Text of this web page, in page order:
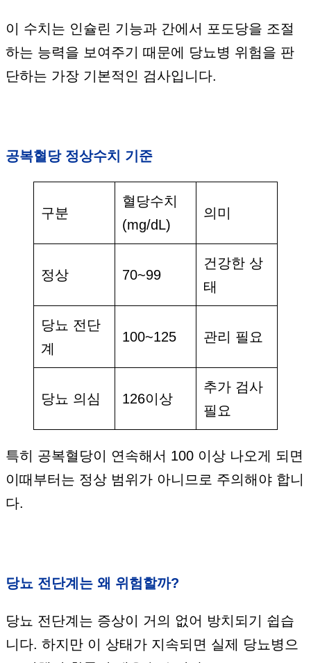
이 수치는 인슐린 기능과 간에서 포도당을 조절
하는 능력을 보여주기 때문에 당뇨병 위험을 판
단하는 가장 기본적인 검사입니다.
공복혈당 정상수치 기준
구분
혈당수치
(mg/dL)
의미
정상 70~99
건강한 상
태
당뇨 전단
계
100~125 관리 필요
당뇨 의심 126이상
추가 검사
필요
특히 공복혈당이 연속해서 100 이상 나오게 되면
이때부터는 정상 범위가 아니므로 주의해야 합니
다.
당뇨 전단계는 왜 위험할까?
당뇨 전단계는 증상이 거의 없어 방치되기 쉽습
니다. 하지만 이 상태가 지속되면 실제 당뇨병으